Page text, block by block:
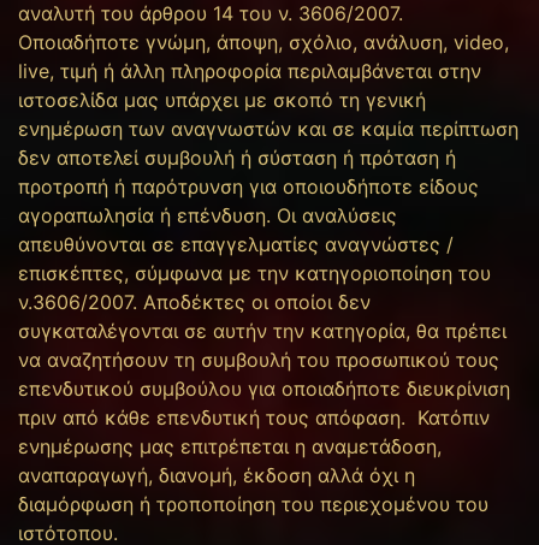
αναλυτή του άρθρου 14 του ν. 3606/2007.
Οποιαδήποτε γνώμη, άποψη, σχόλιο, ανάλυση, video,
live, τιμή ή άλλη πληροφορία περιλαμβάνεται στην
ιστοσελίδα μας υπάρχει με σκοπό τη γενική
ενημέρωση των αναγνωστών και σε καμία περίπτωση
δεν αποτελεί συμβουλή ή σύσταση ή πρόταση ή
προτροπή ή παρότρυνση για οποιουδήποτε είδους
αγοραπωλησία ή επένδυση. Οι αναλύσεις
απευθύνονται σε επαγγελματίες αναγνώστες /
επισκέπτες, σύμφωνα με την κατηγοριοποίηση του
ν.3606/2007. Αποδέκτες οι οποίοι δεν
συγκαταλέγονται σε αυτήν την κατηγορία, θα πρέπει
να αναζητήσουν τη συμβουλή του προσωπικού τους
επενδυτικού συμβούλου για οποιαδήποτε διευκρίνιση
πριν από κάθε επενδυτική τους απόφαση. Κατόπιν
ενημέρωσης μας επιτρέπεται η αναμετάδοση,
αναπαραγωγή, διανομή, έκδοση αλλά όχι η
διαμόρφωση ή τροποποίηση του περιεχομένου του
ιστότοπου.